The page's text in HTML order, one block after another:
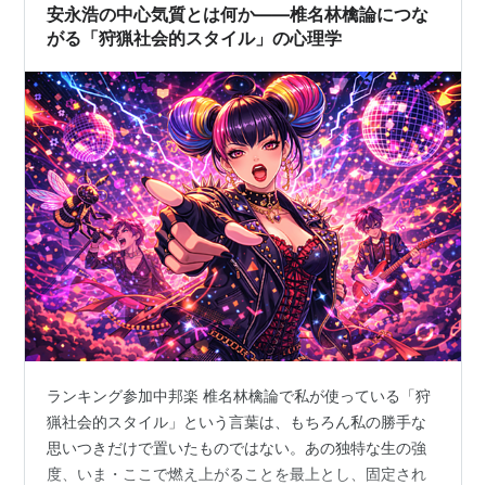
安永浩の中心気質とは何か――椎名林檎論につな
がる「狩猟社会的スタイル」の心理学
ランキング参加中邦楽 椎名林檎論で私が使っている「狩
猟社会的スタイル」という言葉は、もちろん私の勝手な
思いつきだけで置いたものではない。あの独特な生の強
度、いま・ここで燃え上がることを最上とし、固定され